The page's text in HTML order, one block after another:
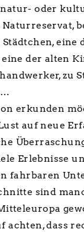
oder
eine
der alten
zu
…
erkunden
auf neue
Erlebnisse
fahrbaren
sind
achten, dass